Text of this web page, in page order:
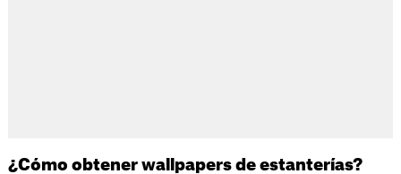
¿Cómo obtener wallpapers de estanterías?